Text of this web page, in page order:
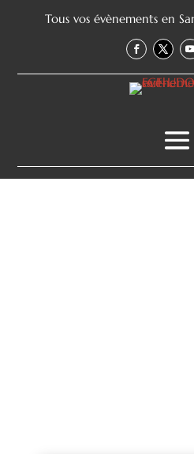
Tous vos évènements en